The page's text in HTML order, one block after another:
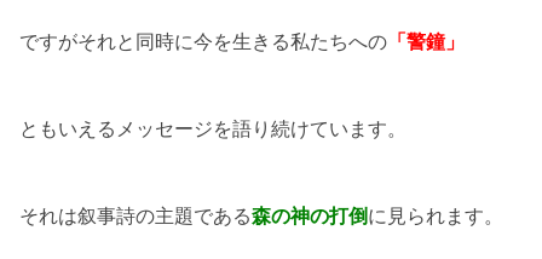
ですがそれと同時に今を生きる私たちへの 「警鐘」
ともいえるメッセージを語り続けています。
それは叙事詩の主題である森の神の打倒に見られます。